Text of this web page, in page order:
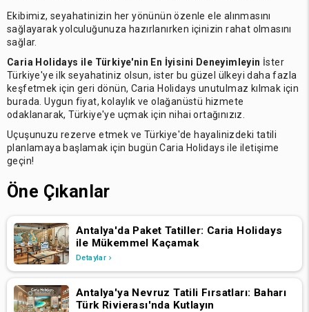
Ekibimiz, seyahatinizin her yönünün özenle ele alınmasını
sağlayarak yolculuğunuza hazırlanırken içinizin rahat olmasını
sağlar.
Caria Holidays ile Türkiye'nin En İyisini Deneyimleyin İster
Türkiye'ye ilk seyahatiniz olsun, ister bu güzel ülkeyi daha fazla
keşfetmek için geri dönün, Caria Holidays unutulmaz kılmak için
burada. Uygun fiyat, kolaylık ve olağanüstü hizmete
odaklanarak, Türkiye'ye uçmak için nihai ortağınızız.
Uçuşunuzu rezerve etmek ve Türkiye'de hayalinizdeki tatili
planlamaya başlamak için bugün Caria Holidays ile iletişime
geçin!
Öne Çıkanlar
Antalya'da Paket Tatiller: Caria Holidays
ile Mükemmel Kaçamak
Detaylar
Antalya'ya Nevruz Tatili Fırsatları: Baharı
Türk Rivierası'nda Kutlayın